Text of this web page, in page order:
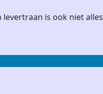
is ook niet alles